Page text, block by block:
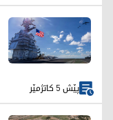
پێش 5 کاتژمێر